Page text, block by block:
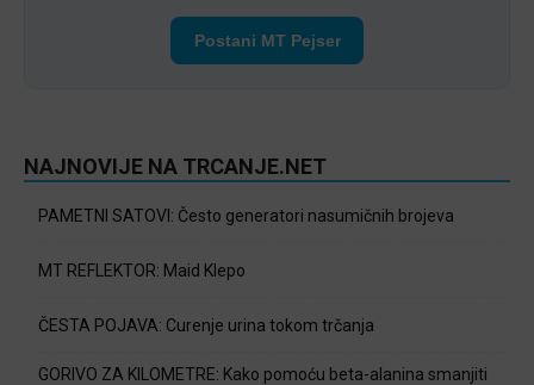
Postani MT Pejser
NAJNOVIJE NA TRCANJE.NET
PAMETNI SATOVI: Često generatori nasumičnih brojeva
MT REFLEKTOR: Maid Klepo
ČESTA POJAVA: Curenje urina tokom trčanja
GORIVO ZA KILOMETRE: Kako pomoću beta-alanina smanjiti